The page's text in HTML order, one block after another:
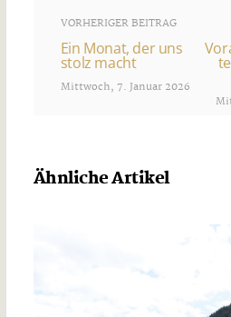
VORHERIGER BEITRAG
Ein Monat, der uns
stolz macht
Mittwoch, 7. Januar 2026
Ähnliche Artikel